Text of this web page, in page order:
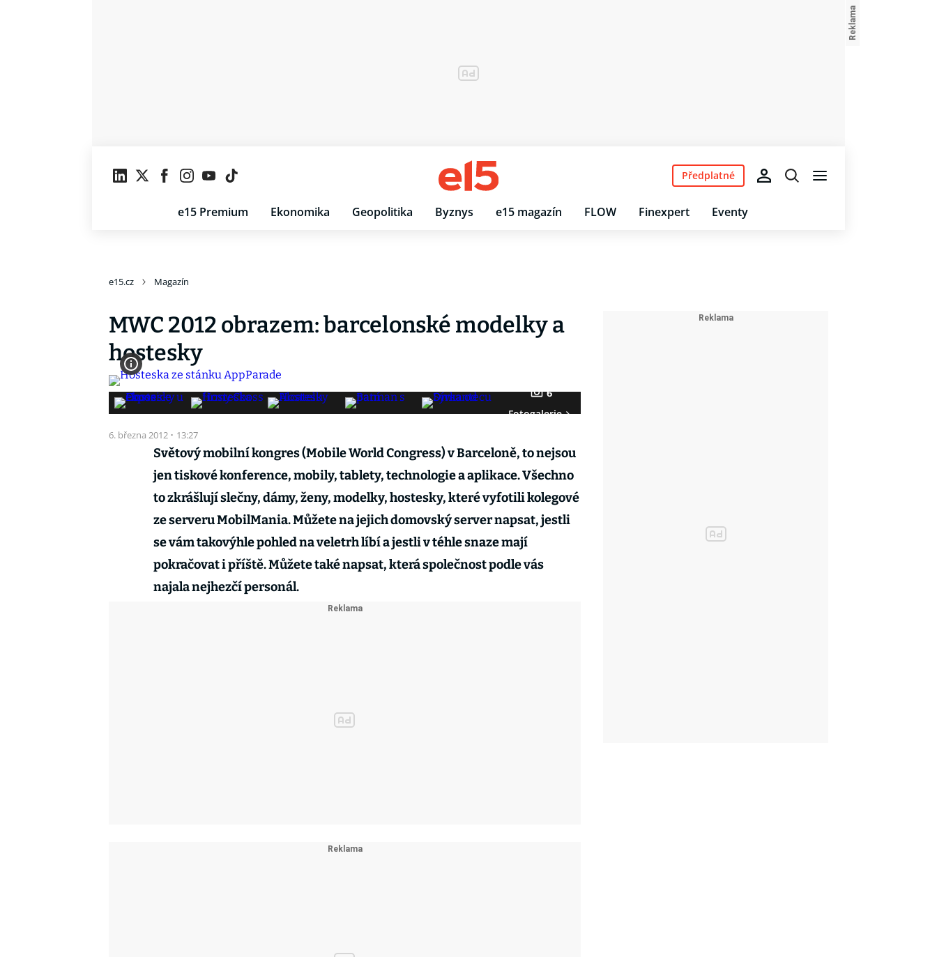
e15 Premium Ekonomika Geopolitika Byznys e15 magazín FLOW Finexpert Eventy
Předplatné
e15.cz Magazín
MWC 2012 obrazem: barcelonské modelky a
hostesky
6
Fotogalerie
6. března 2012 · 13:27
Světový mobilní kongres (Mobile World Congress) v Barceloně, to nejsou
jen tiskové konference, mobily, tablety, technologie a aplikace. Všechno
to zkrášlují slečny, dámy, ženy, modelky, hostesky, které vyfotili kolegové
ze serveru MobilMania. Můžete na jejich domovský server napsat, jestli
se vám takovýhle pohled na veletrh líbí a jestli v téhle snaze mají
pokračovat i příště. Můžete také napsat, která společnost podle vás
najala nejhezčí personál.